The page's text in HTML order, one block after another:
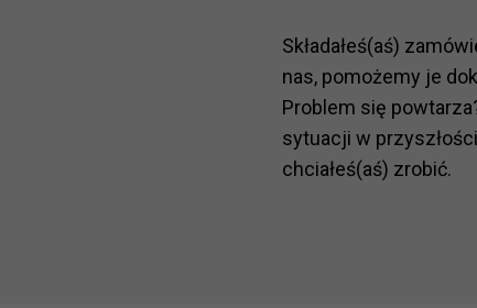
Składałeś(aś)
nas, pomożemy je
Problem się
sytuacji w
chciałeś(aś) zrobić.